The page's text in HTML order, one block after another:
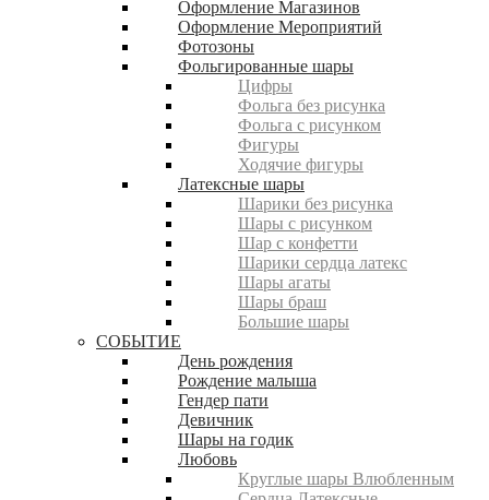
Оформление Магазинов
Оформление Мероприятий
Фотозоны
Фольгированные шары
Цифры
Фольга без рисунка
Фольга с рисунком
Фигуры
Ходячие фигуры
Латексные шары
Шарики без рисунка
Шары с рисунком
Шар с конфетти
Шарики сердца латекс
Шары агаты
Шары браш
Большие шары
СОБЫТИЕ
День рождения
Рождение малыша
Гендер пати
Девичник
Шары на годик
Любовь
Круглые шары Влюбленным